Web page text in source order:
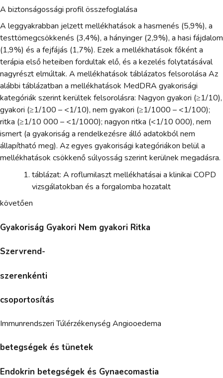
A biztonságossági profil összefoglalása
A leggyakrabban jelzett mellékhatások a hasmenés (5,9%), a
testtömegcsökkenés (3,4%), a hányinger (2,9%), a hasi fájdalom
(1,9%) és a fejfájás (1,7%). Ezek a mellékhatások főként a
terápia első heteiben fordultak elő, és a kezelés folytatásával
nagyrészt elmúltak. A mellékhatások táblázatos felsorolása Az
alábbi táblázatban a mellékhatások MedDRA gyakorisági
kategóriák szerint kerültek felsorolásra: Nagyon gyakori (≥1/10),
gyakori (≥1/100 – <1/10), nem gyakori (≥1/1000 – <1/100);
ritka (≥1/10 000 – <1/1000); nagyon ritka (<1/10 000), nem
ismert (a gyakoriság a rendelkezésre álló adatokból nem
állapítható meg). Az egyes gyakorisági kategóriákon belül a
mellékhatások csökkenő súlyosság szerint kerülnek megadásra.
táblázat: A roflumilaszt mellékhatásai a klinikai COPD
vizsgálatokban és a forgalomba hozatalt
követően
Gyakoriság Gyakori Nem gyakori Ritka
Szervrend-
szerenkénti
csoportosítás
Immunrendszeri Túlérzékenység Angiooedema
betegségek és tünetek
Endokrin betegségek és Gynaecomastia